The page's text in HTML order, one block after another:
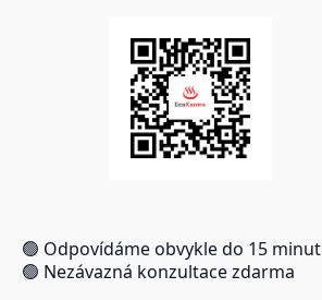
🟢 Odpovídáme obvykle do 15 minut
🟢 Nezávazná konzultace zdarma